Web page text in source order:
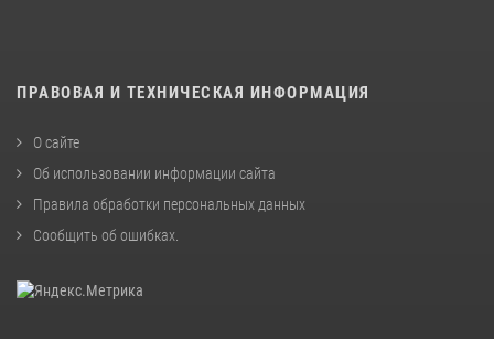
ПРАВОВАЯ И ТЕХНИЧЕСКАЯ ИНФОРМАЦИЯ
О сайте
Об использовании информации сайта
Правила обработки персональных данных
Сообщить об ошибках.